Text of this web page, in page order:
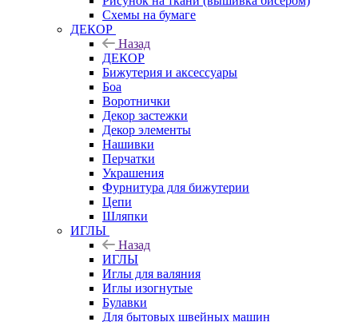
Схемы на бумаге
ДЕКОР
Назад
ДЕКОР
Бижутерия и аксессуары
Боа
Воротнички
Декор застежки
Декор элементы
Нашивки
Перчатки
Украшения
Фурнитура для бижутерии
Цепи
Шляпки
ИГЛЫ
Назад
ИГЛЫ
Иглы для валяния
Иглы изогнутые
Булавки
Для бытовых швейных машин